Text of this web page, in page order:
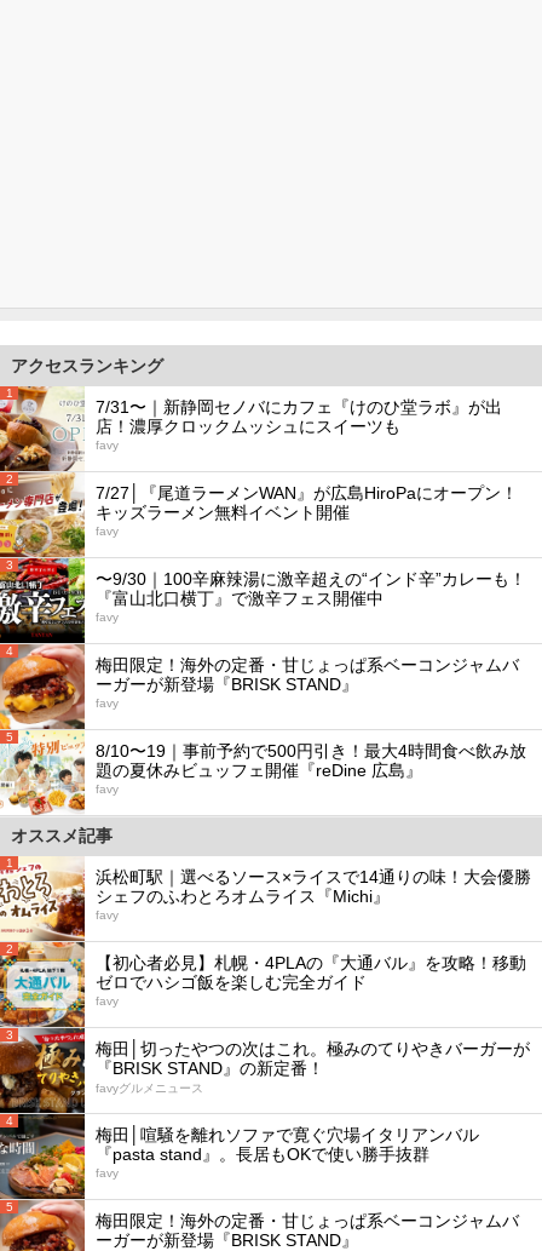
アクセスランキング
1
7/31〜｜新静岡セノバにカフェ『けのひ堂ラボ』が出
店！濃厚クロックムッシュにスイーツも
favy
2
7/27│『尾道ラーメンWAN』が広島HiroPaにオープン！
キッズラーメン無料イベント開催
favy
3
〜9/30｜100辛麻辣湯に激辛超えの“インド辛”カレーも！
『富山北口横丁』で激辛フェス開催中
favy
4
梅田限定！海外の定番・甘じょっぱ系ベーコンジャムバ
ーガーが新登場『BRISK STAND』
favy
5
8/10〜19｜事前予約で500円引き！最大4時間食べ飲み放
題の夏休みビュッフェ開催『reDine 広島』
favy
オススメ記事
1
浜松町駅｜選べるソース×ライスで14通りの味！大会優勝
シェフのふわとろオムライス『Michi』
favy
2
【初心者必見】札幌・4PLAの『大通バル』を攻略！移動
ゼロでハシゴ飯を楽しむ完全ガイド
favy
3
梅田│切ったやつの次はこれ。極みのてりやきバーガーが
『BRISK STAND』の新定番！
favyグルメニュース
4
梅田│喧騒を離れソファで寛ぐ穴場イタリアンバル
『pasta stand』。長居もOKで使い勝手抜群
favy
5
梅田限定！海外の定番・甘じょっぱ系ベーコンジャムバ
ーガーが新登場『BRISK STAND』